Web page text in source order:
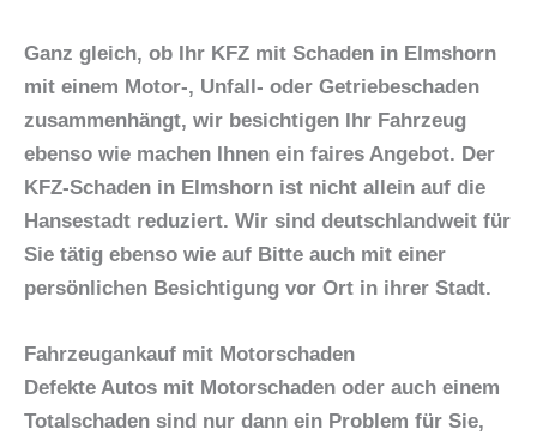
Ganz gleich, ob Ihr KFZ mit Schaden in Elmshorn
mit einem Motor-, Unfall- oder Getriebeschaden
zusammenhängt, wir besichtigen Ihr Fahrzeug
ebenso wie machen Ihnen ein faires Angebot. Der
KFZ-Schaden in Elmshorn ist nicht allein auf die
Hansestadt reduziert. Wir sind deutschlandweit für
Sie tätig ebenso wie auf Bitte auch mit einer
persönlichen Besichtigung vor Ort in ihrer Stadt.
Fahrzeugankauf mit Motorschaden
Defekte Autos mit Motorschaden oder auch einem
Totalschaden sind nur dann ein Problem für Sie,